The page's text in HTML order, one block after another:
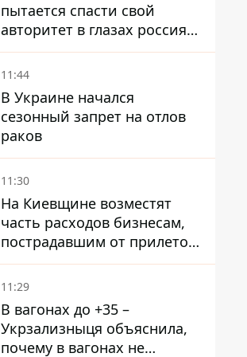
пытается спасти свой
авторитет в глазах россиян:
диктатор находится под
давлением - Sky News
11:44
В Украине начался
сезонный запрет на отлов
раков
11:30
На Киевщине возместят
часть расходов бизнесам,
пострадавшим от прилетов
ракет
11:29
В вагонах до +35 –
Укрзализныця объяснила,
почему в вагонах не